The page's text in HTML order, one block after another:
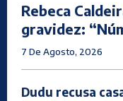
Rebeca
gravidez:
7 De Agosto, 2026
Dudu recusa